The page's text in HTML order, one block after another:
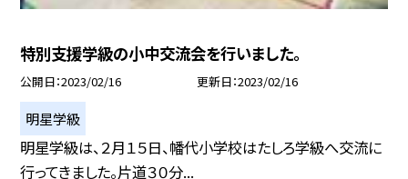
特別支援学級の小中交流会を行いました。
公開日 2023/02/16 更新日 2023/02/16
明星学級
明星学級は、２月１５日、幡代小学校はたしろ学級へ交流に
行ってきました。片道３０分...